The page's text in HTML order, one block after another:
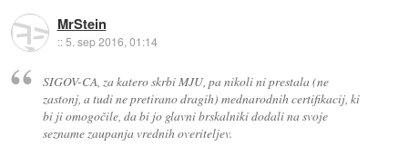
MrStein
::5. sep 2016, 01:14
SIGOV-CA, za katero skrbi MJU, pa nikoli ni prestala (ne
zastonj, a tudi ne pretirano dragih) mednarodnih certifikacij, ki
bi ji omogočile, da bi jo glavni brskalniki dodali na svoje
sezname zaupanja vrednih overiteljev.